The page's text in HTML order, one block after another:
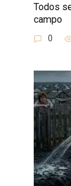
Todos
campo
0